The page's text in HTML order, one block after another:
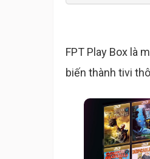
FPT Play Box là
biến thành tivi